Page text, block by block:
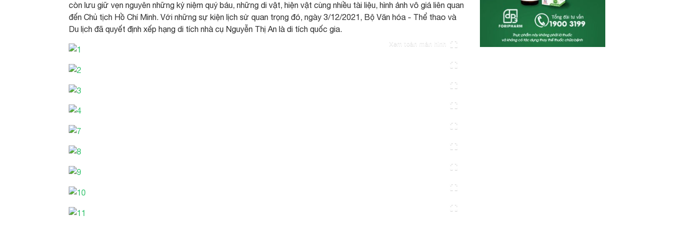
còn lưu giữ vẹn nguyên những kỷ niệm quý báu, những di vật, hiện vật cùng nhiều tài liệu, hình ảnh vô giá liên quan
đến Chủ tịch Hồ Chí Minh. Với những sự kiện lịch sử quan trọng đó, ngày 3/12/2021, Bộ Văn hóa - Thể thao và
Du lịch đã quyết định xếp hạng di tích nhà cụ Nguyễn Thị An là di tích quốc gia.
Xem toàn màn hình